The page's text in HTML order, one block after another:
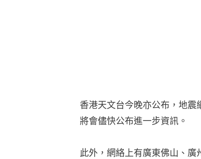
香港天文台今晚亦公布，地
將會儘快公布進一步資訊。
此外，網絡上有廣東佛山、